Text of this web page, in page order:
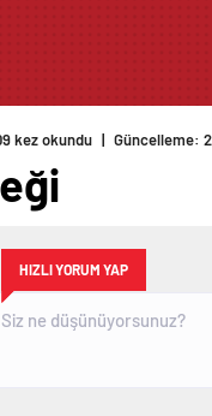
kez okundu | Güncelleme:
HIZLI YORUM YAP